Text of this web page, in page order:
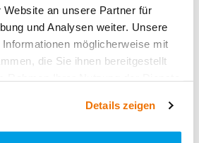
Website an unsere Partner für
und Analysen weiter. Unsere
möglicherweise mit
die Sie ihnen bereitgestellt
Details zeigen